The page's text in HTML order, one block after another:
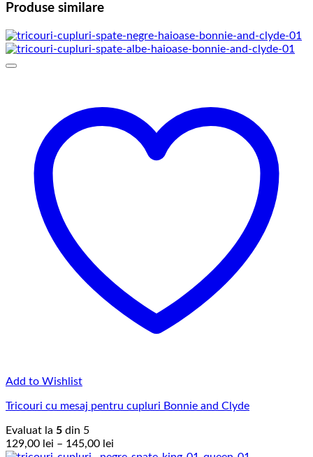
Produse similare
Add to Wishlist
Tricouri cu mesaj pentru cupluri Bonnie and Clyde
Evaluat la 5 din 5
129,00 lei – 145,00 lei